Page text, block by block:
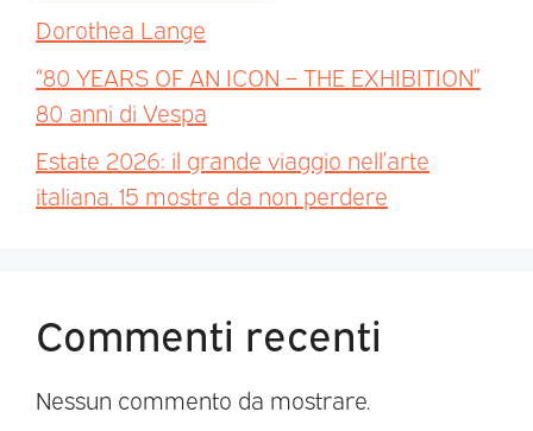
Dorothea Lange
“80 YEARS OF AN ICON – THE EXHIBITION”
80 anni di Vespa
Estate 2026: il grande viaggio nell’arte
italiana. 15 mostre da non perdere
Commenti recenti
Nessun commento da mostrare.